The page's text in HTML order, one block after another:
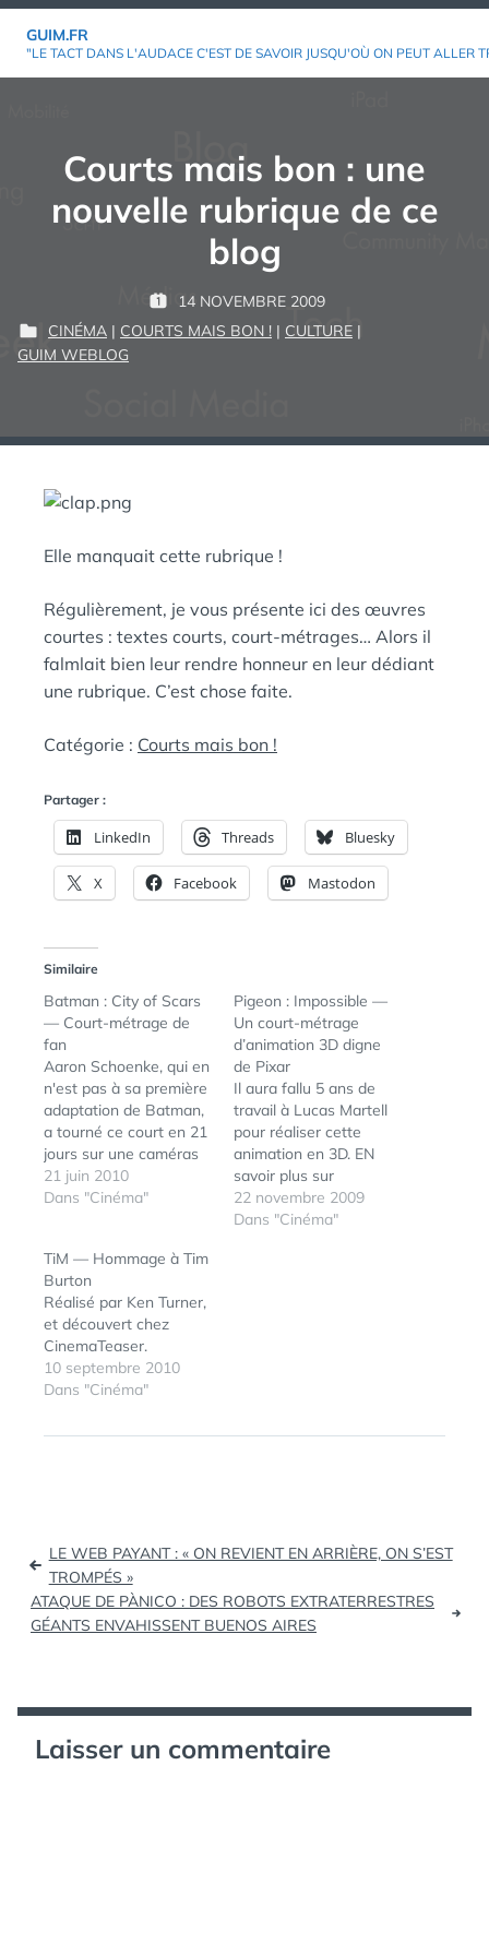
Aller
GUIM.FR
"LE TACT DANS L'AUDACE C'EST DE SAVOIR JUSQU'OÙ ON PEUT ALLER
Courts mais bon : une
nouvelle rubrique de ce
blog
P
U
14 NOVEMBRE 2009
A
G
P
I
CINÉMA | COURTS MAIS BON ! | CULTURE |
GUIM WEBLOG
Elle manquait cette rubrique !
Régulièrement, je vous présente ici des œuvres
courtes : textes courts, court-métrages… Alors il
falmlait bien leur rendre honneur en leur dédiant
une rubrique. C’est chose faite.
Catégorie : Courts mais bon !
Partager :
LinkedIn Threads Bluesky
X Facebook Mastodon
Similaire
Batman : City of Scars
— Court-métrage de
fan
Aaron Schoenke, qui en
n'est pas à sa première
adaptation de Batman,
a tourné ce court en 21
jours sur une caméras
HD pour un budget de
$ 27 000... Via
21 juin 2010
Dans "Cinéma"
Pigeon : Impossible —
Un court-métrage
d’animation 3D digne
de Pixar
Il aura fallu 5 ans de
travail à Lucas Martell
pour réaliser cette
animation en 3D. EN
savoir plus sur
http://pigeonimpossible.
com. Via Suchablog et
22 novembre 2009
Dans "Cinéma"
TiM — Hommage à Tim
Burton
Réalisé par Ken Turner,
et découvert chez
CinemaTeaser.
10 septembre 2010
Dans "Cinéma"
Navigation
de
l’article
LE WEB PAYANT : « ON REVIENT EN ARRIÈRE, ON S’EST
TROMPÉS »
ATAQUE DE PÀNICO : DES ROBOTS EXTRATERRESTRES
GÉANTS ENVAHISSENT BUENOS AIRES
Laisser un commentaire